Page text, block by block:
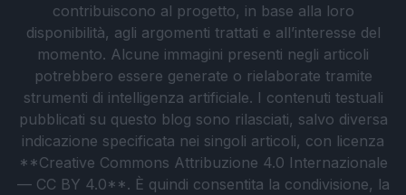
contribuiscono al progetto, in base alla loro
disponibilità, agli argomenti trattati e all’interesse del
momento. Alcune immagini presenti negli articoli
potrebbero essere generate o rielaborate tramite
strumenti di intelligenza artificiale. I contenuti testuali
pubblicati su questo blog sono rilasciati, salvo diversa
indicazione specificata nei singoli articoli, con licenza
**Creative Commons Attribuzione 4.0 Internazionale
— CC BY 4.0**. È quindi consentita la condivisione, la